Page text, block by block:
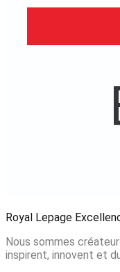
Royal Lepage
Nous sommes
inspirent, innovent et